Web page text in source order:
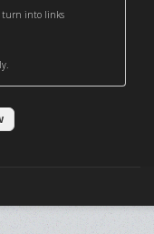
turn into links